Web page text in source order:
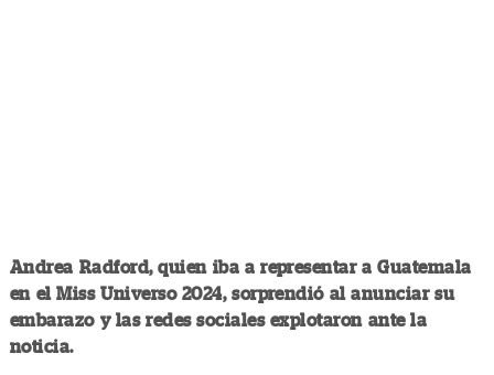
Andrea Radford, quien iba a representar a Guatemala
en el Miss Universo 2024, sorprendió al anunciar su
embarazo y las redes sociales explotaron ante la
noticia.